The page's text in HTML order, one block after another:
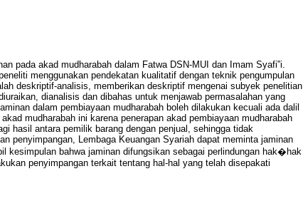
pada akad mudharabah dalam Fatwa DSN-MUI dan Imam Syafi‟i.
menggunakan pendekatan kualitatif dengan teknik pengumpulan
deskriptif-analisis, memberikan deskriptif mengenai subyek penelitian
dianalisis dan dibahas untuk menjawab permasalahan yang
dalam pembiayaan mudharabah boleh dilakukan kecuali ada dalil
mudharabah ini karena penerapan akad pembiayaan mudharabah
hasil antara pemilik barang dengan penjual, sehingga tidak
penyimpangan, Lembaga Keuangan Syariah dapat meminta jaminan
kesimpulan bahwa jaminan difungsikan sebagai perlindungan hak�hak
penyimpangan terkait tentang hal-hal yang telah disepakati